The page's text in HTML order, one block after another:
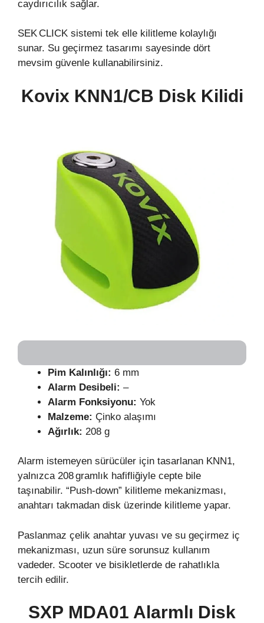
caydırıcılık sağlar.
SEK CLICK sistemi tek elle kilitleme kolaylığı
sunar. Su geçirmez tasarımı sayesinde dört
mevsim güvenle kullanabilirsiniz.
Kovix KNN1/CB Disk Kilidi
Pim Kalınlığı: 6 mm
Alarm Desibeli: –
Alarm Fonksiyonu: Yok
Malzeme: Çinko alaşımı
Ağırlık: 208 g
Alarm istemeyen sürücüler için tasarlanan KNN1,
yalnızca 208 gramlık hafifliğiyle cepte bile
taşınabilir. “Push‑down” kilitleme mekanizması,
anahtarı takmadan disk üzerinde kilitleme yapar.
Paslanmaz çelik anahtar yuvası ve su geçirmez iç
mekanizması, uzun süre sorunsuz kullanım
vadeder. Scooter ve bisikletlerde de rahatlıkla
tercih edilir.
SXP MDA01 Alarmlı Disk